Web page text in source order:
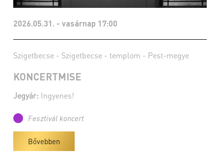
2026.05.31. - vasárnap 17:00
Szigetbecse - Szigetbecse - templom - Pest-megye
KONCERTMISE
Jegyár: Ingyenes!
Fesztivál koncert
Bővebben